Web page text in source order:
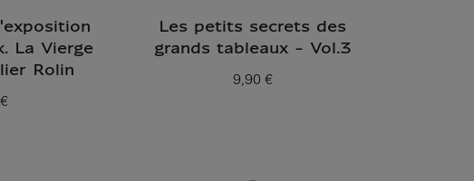
La Vierge
Rolin
Les petits secrets des
grands tableaux - Vol.3
Prix ​​actuel
9,90 €